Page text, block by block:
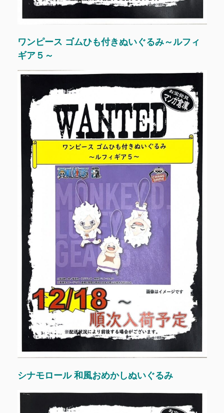
ワンピース ゴムひも付きぬいぐるみ～ルフィ
ギア５～
シナモロール 和風おめかしぬいぐるみ